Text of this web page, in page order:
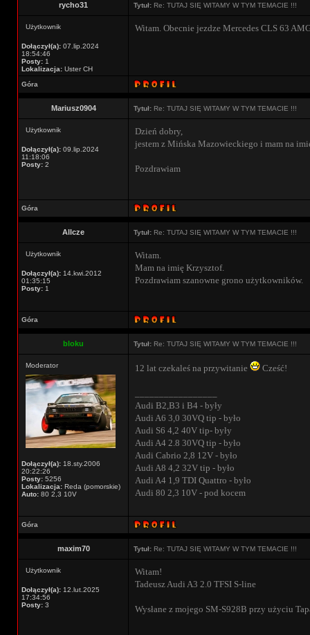
rycho31 Tytuł: Re: TUTAJ SIĘ WITAMY W TYM TEMACIE !!!
Użytkownik
Dołączył(a): 07.lip.2024
18:54:46
Posty: 1
Lokalizacja: Uster CH
Witam. Obecnie jezdze Mercedes CLS 63
Góra
Mariusz0904 Tytuł: Re: TUTAJ SIĘ WITAMY W TYM TEMACIE !!!
Użytkownik
Dołączył(a): 09.lip.2024
11:18:06
Posty: 2
Dzień dobry,
jestem z Mińska Mazowieckiego i mam na
Pozdrawiam
Góra
Allcze Tytuł: Re: TUTAJ SIĘ WITAMY W TYM TEMACIE !!!
Użytkownik
Dołączył(a): 14.kwi.2012
01:35:15
Posty: 1
Witam.
Mam na imię Krzysztof.
Pozdrawiam szanowne grono użytkowników.
Góra
bloku Tytuł: Re: TUTAJ SIĘ WITAMY W TYM TEMACIE !!!
Moderator
Dołączył(a): 18.sty.2006
20:22:26
Posty: 5256
Lokalizacja: Reda (pomorskie)
Auto: 80 2,3 10V
12 lat czekaleś na przywitanie Cześć!
Audi B2,B3 i B4 - były
Audi A6 3,0 30VQ tip - było
Audi S6 4,2 40V tip- były
Audi A4 2.8 30VQ tip - było
Audi Cabrio 2,8 12V - było
Audi A8 4,2 32V tip - było
Audi A4 1,9 TDI Quattro - było
Audi 80 2,3 10V - pod kocem
Góra
maxim70 Tytuł: Re: TUTAJ SIĘ WITAMY W TYM TEMACIE !!!
Użytkownik
Dołączył(a): 12.lut.2025
17:34:56
Posty: 3
Witam!
Tadeusz Audi A3 2.0 TFSI S-line
Wysłane z mojego SM-S928B przy użyciu